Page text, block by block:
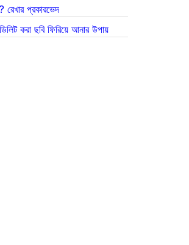
রেখার প্রকারভেদ
করা ছবি ফিরিয়ে আনার উপায়